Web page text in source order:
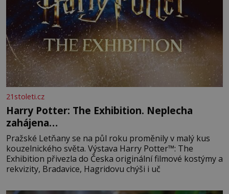
21stoleti.cz
Harry Potter: The Exhibition. Neplecha
zahájena…
Pražské Letňany se na půl roku proměnily v malý kus
kouzelnického světa. Výstava Harry Potter™: The
Exhibition přivezla do Česka originální filmové kostýmy a
rekvizity, Bradavice, Hagridovu chýši i uč